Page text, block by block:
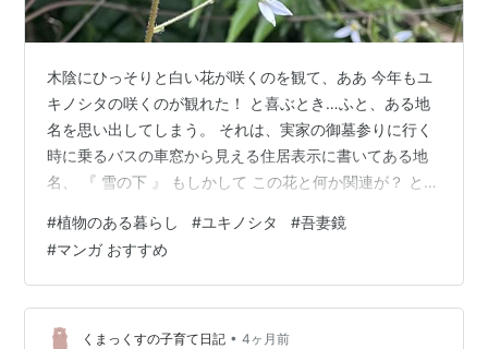
木陰にひっそりと白い花が咲くのを観て、ああ 今年もユ
キノシタの咲くのが観れた！ と喜ぶとき…ふと、ある地
名を思い出してしまう。 それは、実家の御墓参りに行く
時に乗るバスの車窓から見える住居表示に書いてある地
名、 『 雪の下 』 もしかして この花と何か関連が？ と思
ja.wikipedia.org ＞もともとは鶴岡八幡宮背後の地域を指
していたが、次第に拡大し境内とその周辺を指すように
なった。 歴史・由来 吾妻鏡によると、建久2年（1191
年）2月17日に降雪が5寸になった雪見のため、鶴岡八幡
宮を訪れた源頼朝が佐々木盛綱らに山辺の雪を長櫃に入
#植物のある暮らし #ユキノシタ #吾妻鏡
#マンガ おすすめ
くまっくすの子育て日記 • 4ヶ月前